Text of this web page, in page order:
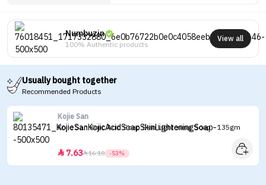
Numbuzin
100% Authentic products
View all
Usually bought together
Recommended Products
Kojie San
Kojie San Kojic Acid Soap Skin Lightening Soap - 135gm
 7.6316.10 -53%